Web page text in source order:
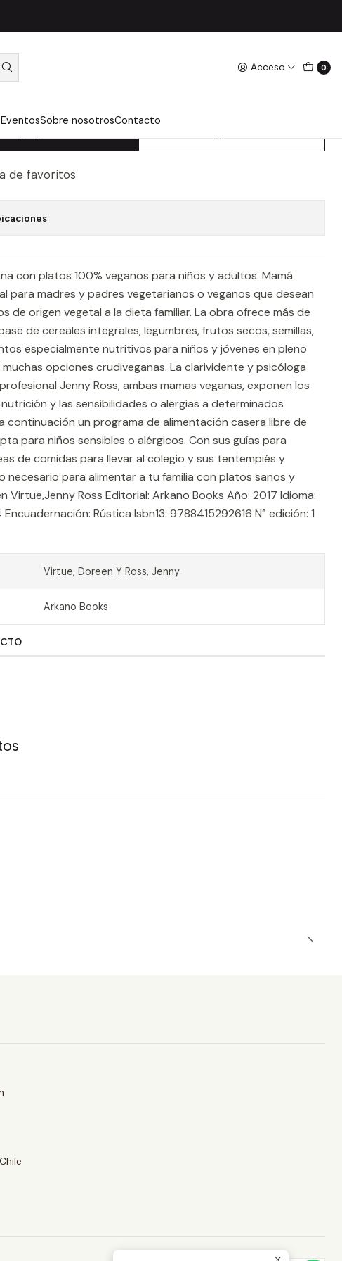
Acceso 0
EventosSobre nosotrosContacto
Y Ross, Jenny
- VIRTUE, DOREEN Y
de favoritos
con platos 100% veganos para niños y adultos. Mamá
para madres y padres vegetarianos o veganos que desean
de origen vegetal a la dieta familiar. La obra ofrece más de
de cereales integrales, legumbres, frutos secos, semillas,
especialmente nutritivos para niños y jóvenes en pleno
opciones crudiveganas. La clarividente y psicóloga
Jenny Ross, ambas mamas veganas, exponen los
y las sensibilidades o alergias a determinados
continuación un programa de alimentación casera libre de
para niños sensibles o alérgicos. Con sus guías para
de comidas para llevar al colegio y sus tentempiés y
para alimentar a tu familia con platos sanos y
Virtue,Jenny Ross Editorial: Arkano Books Año: 2017 Idioma:
Rústica Isbn13: 9788415292616 N° edición: 1
Virtue, Doreen Y Ross, Jenny
Arkano Books